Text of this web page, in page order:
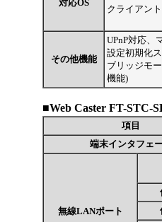
対応OS
クライアント
その他機能
UPnP対応、
設定初期化
ブリッジモ
機能)
■Web Caster FT-STC-
項目
端末インタフェ
無線LANポート